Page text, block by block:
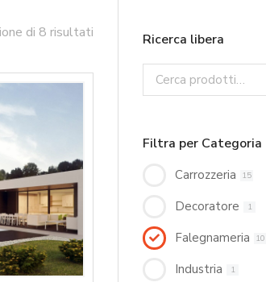
di 8 risultati Ricerca libera
Filtra per Categoria
Carrozzeria 15
Decoratore 1
Falegnameria 10
Industria 1